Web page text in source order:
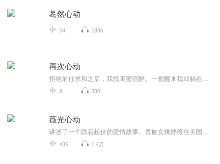
蓦然心动
54 1886
再次心动
8 338
薇光心动
435 1.4万